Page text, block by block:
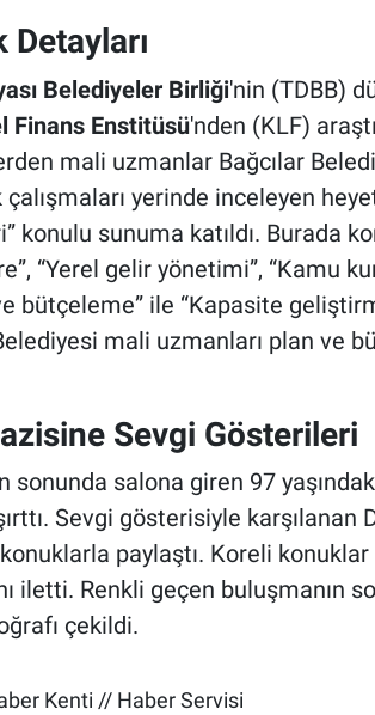
Detayları
Belediyeler Birliği'nin (TDBB)
Finans Enstitüsü'nden (KLF)
mali uzmanlar Bağcılar
yerinde inceleyen
konulu sunuma katıldı. Burada
“Yerel gelir yönetimi”, “Kamu
bütçeleme” ile “Kapasite
mali uzmanları plan ve
Sevgi Gösterileri
sonunda salona giren 97
Sevgi gösterisiyle karşılanan
konuklarla paylaştı. Koreli
iletti. Renkli geçen buluşmanın
çekildi.
Kenti // Haber Servisi